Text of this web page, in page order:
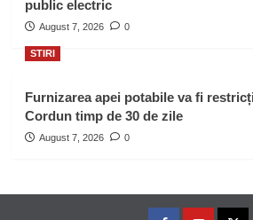
public electric
August 7, 2026 0
STIRI
Furnizarea apei potabile va fi
Cordun timp de 30 de zile
August 7, 2026 0